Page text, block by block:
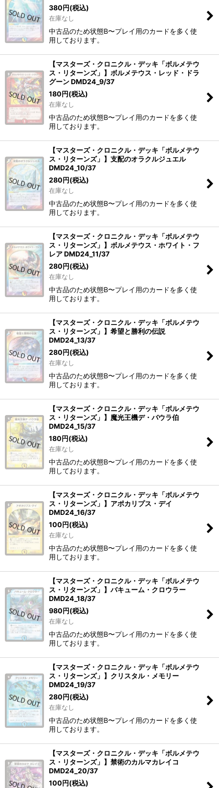
380円(税込)
在庫なし
中古品のため状態B〜プレイ用のカードを多く使
用しております。
【マスターズ・クロニクル・デッキ「ボルメテウ
ス・リターンズ」】ボルメテウス・レッド・ドラ
グーン DMD24_9/37
180円(税込)
在庫なし
中古品のため状態B〜プレイ用のカードを多く使
用しております。
【マスターズ・クロニクル・デッキ「ボルメテウ
ス・リターンズ」】支配のオラクルジュエル
DMD24_10/37
280円(税込)
在庫なし
中古品のため状態B〜プレイ用のカードを多く使
用しております。
【マスターズ・クロニクル・デッキ「ボルメテウ
ス・リターンズ」】ボルメテウス・ホワイト・フ
レア DMD24_11/37
280円(税込)
在庫なし
中古品のため状態B〜プレイ用のカードを多く使
用しております。
【マスターズ・クロニクル・デッキ「ボルメテウ
ス・リターンズ」】希望と勝利の伝説
DMD24_13/37
280円(税込)
在庫なし
中古品のため状態B〜プレイ用のカードを多く使
用しております。
【マスターズ・クロニクル・デッキ「ボルメテウ
ス・リターンズ」】魔光王機デ・バウラ伯
DMD24_15/37
180円(税込)
在庫なし
中古品のため状態B〜プレイ用のカードを多く使
用しております。
【マスターズ・クロニクル・デッキ「ボルメテウ
ス・リターンズ」】アポカリプス・デイ
DMD24_16/37
100円(税込)
在庫なし
中古品のため状態B〜プレイ用のカードを多く使
用しております。
【マスターズ・クロニクル・デッキ「ボルメテウ
ス・リターンズ」】バキューム・クロウラー
DMD24_18/37
980円(税込)
在庫なし
中古品のため状態B〜プレイ用のカードを多く使
用しております。
【マスターズ・クロニクル・デッキ「ボルメテウ
ス・リターンズ」】クリスタル・メモリー
DMD24_19/37
280円(税込)
在庫なし
中古品のため状態B〜プレイ用のカードを多く使
用しております。
【マスターズ・クロニクル・デッキ「ボルメテウ
ス・リターンズ」】禁術のカルマカレイコ
DMD24_20/37
100円(税込)